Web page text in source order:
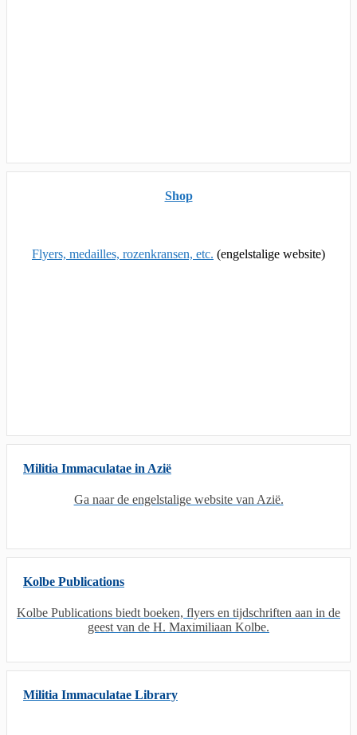
Shop
Flyers, medailles, rozenkransen, etc. (engelstalige website)
Militia Immaculatae in Azië
Ga naar de engelstalige website van Azië.
Kolbe Publications
Kolbe Publications biedt boeken, flyers en tijdschriften aan in de
geest van de H. Maximiliaan Kolbe.
Militia Immaculatae Library